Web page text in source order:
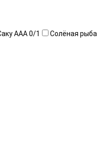
ААА0/1 Солёная рыба